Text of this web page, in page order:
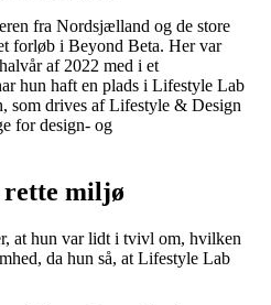
fra Nordsjælland og de store
forløb i Beyond Beta. Her var
af 2022 med i et
hun haft en plads i Lifestyle Lab
som drives af Lifestyle & Design
for design- og
rette miljø
at hun var lidt i tvivl om, hvilken
da hun så, at Lifestyle Lab